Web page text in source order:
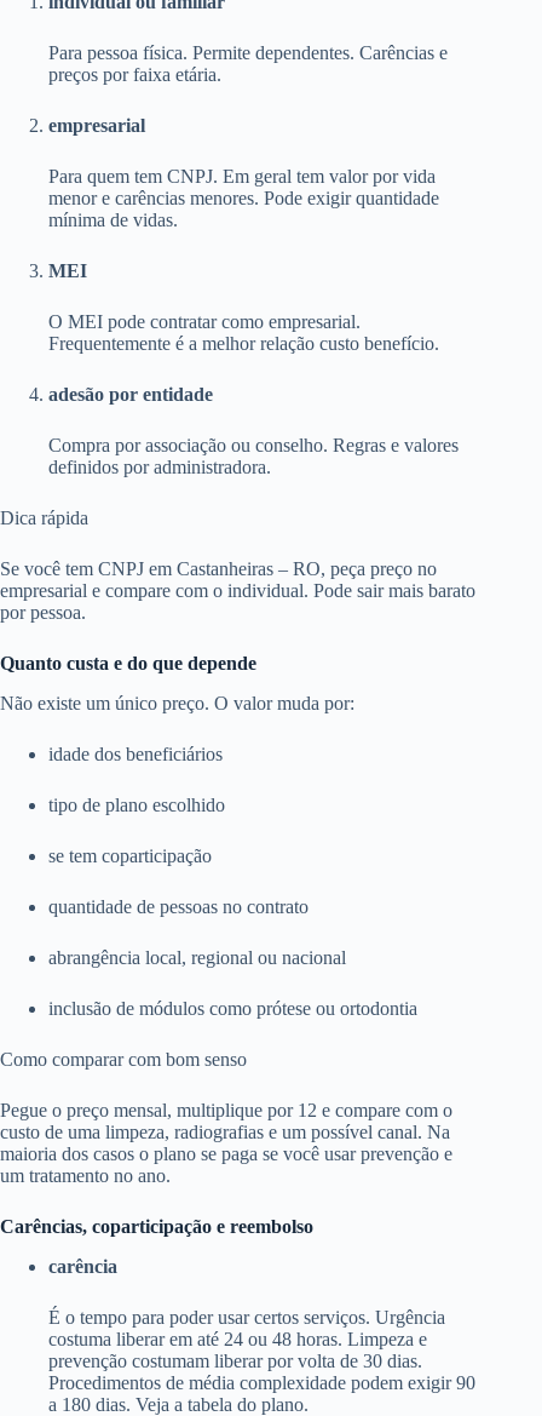
Para pessoa física. Permite dependentes. Carências e
preços por faixa etária.
empresarial
Para quem tem CNPJ. Em geral tem valor por vida
menor e carências menores. Pode exigir quantidade
mínima de vidas.
MEI
O MEI pode contratar como empresarial.
Frequentemente é a melhor relação custo benefício.
adesão por entidade
Compra por associação ou conselho. Regras e valores
definidos por administradora.
Dica rápida
Se você tem CNPJ em Castanheiras – RO, peça preço no
empresarial e compare com o individual. Pode sair mais barato
por pessoa.
Quanto custa e do que depende
Não existe um único preço. O valor muda por:
idade dos beneficiários
tipo de plano escolhido
se tem coparticipação
quantidade de pessoas no contrato
abrangência local, regional ou nacional
inclusão de módulos como prótese ou ortodontia
Como comparar com bom senso
Pegue o preço mensal, multiplique por 12 e compare com o
custo de uma limpeza, radiografias e um possível canal. Na
maioria dos casos o plano se paga se você usar prevenção e
um tratamento no ano.
Carências, coparticipação e reembolso
carência
É o tempo para poder usar certos serviços. Urgência
costuma liberar em até 24 ou 48 horas. Limpeza e
prevenção costumam liberar por volta de 30 dias.
Procedimentos de média complexidade podem exigir 90
a 180 dias. Veja a tabela do plano.